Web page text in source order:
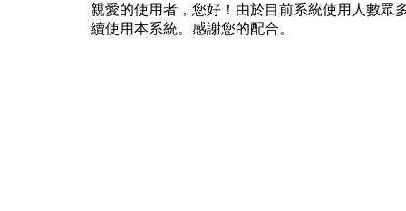
親愛的使用者，您好！由於目前系統使用人數眾
續使用本系統。感謝您的配合。